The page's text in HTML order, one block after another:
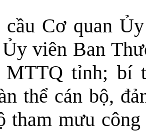
cầu Cơ quan
viên Ban
MTTQ tỉnh; bí
thể cán bộ,
tham mưu